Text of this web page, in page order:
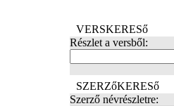
VERSKERESő
Részlet a versből:
SZERZőKERESő
Szerző névrészletre: